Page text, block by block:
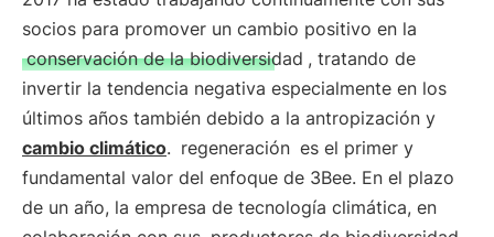
socios para promover un cambio positivo en la
conservación de la biodiversidad , tratando de
invertir la tendencia negativa especialmente en los
últimos años también debido a la antropización y
cambio climático. regeneración es el primer y
fundamental valor del enfoque de 3Bee. En el plazo
de un año, la empresa de tecnología climática, en